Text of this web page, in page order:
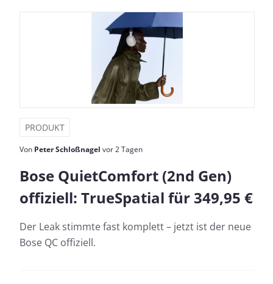
PRODUKT
Von Peter Schloßnagel vor 2 Tagen
Bose QuietComfort (2nd Gen)
offiziell: TrueSpatial für 349,95 €
Der Leak stimmte fast komplett – jetzt ist der neue
Bose QC offiziell.